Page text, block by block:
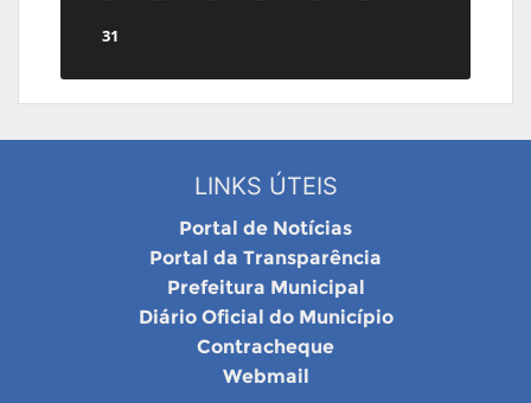
31
LINKS ÚTEIS
Portal de Notícias
Portal da Transparência
Prefeitura Municipal
Diário Oficial do Município
Contracheque
Webmail